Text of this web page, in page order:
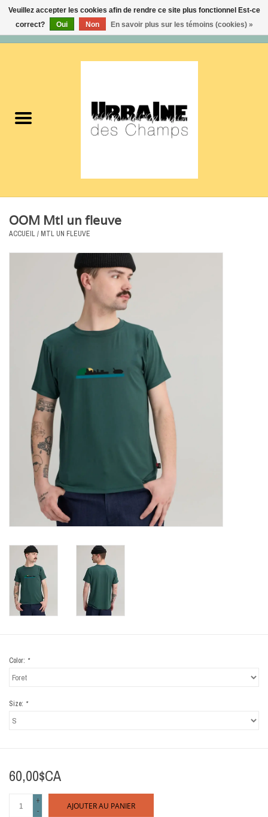
Femmes
Soldes
OOM Mtl un fleuve
ACCUEIL/ MTL UN FLEUVE
Color: *
Size: *
60,00$CA
+
-
AJOUTER AU PANIER
Veuillez accepter les cookies afin de rendre ce site plus fonctionnel Est-ce
correct?
Oui Non En savoir plus sur les témoins (cookies) »